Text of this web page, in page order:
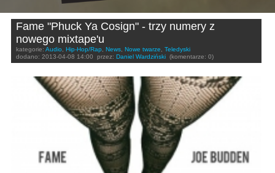
Fame "Phuck Ya Cosign" - trzy numery z
nowego mixtape'u
kategorie: Audio, Hip-Hop/Rap, News, Nowe twarze, Teledyski
dodano: 2013-04-08 14:00 przez: Daniel Wardziński (komentarze: 0)